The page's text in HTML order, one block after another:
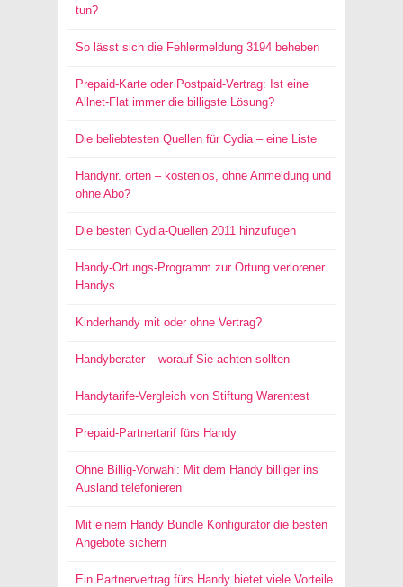
tun?
So lässt sich die Fehlermeldung 3194 beheben
Prepaid-Karte oder Postpaid-Vertrag: Ist eine
Allnet-Flat immer die billigste Lösung?
Die beliebtesten Quellen für Cydia – eine Liste
Handynr. orten – kostenlos, ohne Anmeldung und
ohne Abo?
Die besten Cydia-Quellen 2011 hinzufügen
Handy-Ortungs-Programm zur Ortung verlorener
Handys
Kinderhandy mit oder ohne Vertrag?
Handyberater – worauf Sie achten sollten
Handytarife-Vergleich von Stiftung Warentest
Prepaid-Partnertarif fürs Handy
Ohne Billig-Vorwahl: Mit dem Handy billiger ins
Ausland telefonieren
Mit einem Handy Bundle Konfigurator die besten
Angebote sichern
Ein Partnervertrag fürs Handy bietet viele Vorteile